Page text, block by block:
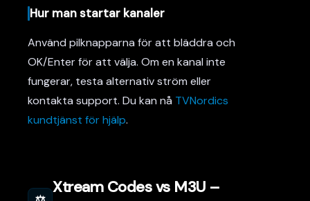
Hur man startar kanaler
Använd pilknapparna för att bläddra och
OK/Enter för att välja. Om en kanal inte
fungerar, testa alternativ ström eller
kontakta support. Du kan nå TVNordics
kundtjänst för hjälp.
Xtream Codes vs M3U –